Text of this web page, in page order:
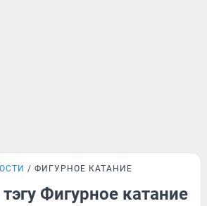
ФИГУРНОЕ КАТАНИЕ
Фигурное катание